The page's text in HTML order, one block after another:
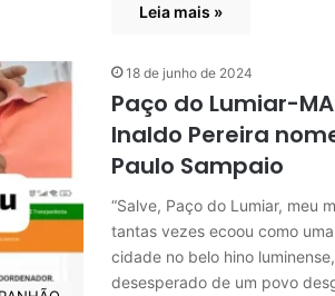
Leia mais »
18 de junho de 2024
Paço do Lumiar-
Inaldo Pereira
Paulo Sampaio
“Salve, Paço do Lumiar, meu
tantas vezes ecoou como
cidade no belo hino
desesperado de um povo